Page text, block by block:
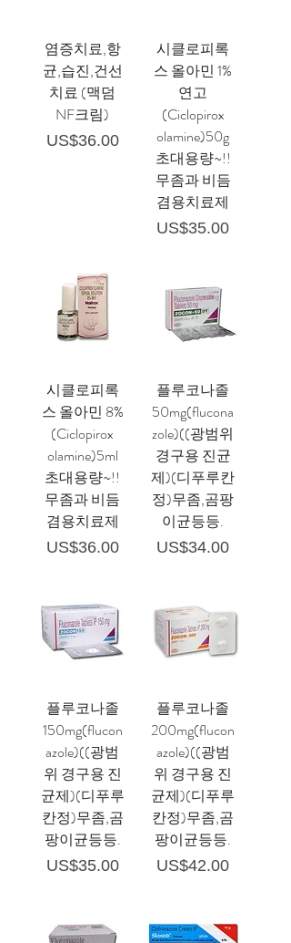
염증치료,항
균,습진,건선
치료 (맥덤
NF크림)
가격
US$36.00
시클로피록
스 올아민 1%
연고
(Ciclopirox
olamine)50g
초대용량~!!
무좀과 비듬
겸용치료제
가격
US$35.00
시클로피록
스 올아민 8%
(Ciclopirox
olamine)5ml
초대용량~!!
무좀과 비듬
겸용치료제
가격
US$36.00
플루코나졸
50mg(flucona
zole)((광범위
경구용 진균
제)(디푸루칸
정)무좀,곰팡
이균등등.
가격
US$34.00
플루코나졸
150mg(flucon
azole)((광범
위 경구용 진
균제)(디푸루
칸정)무좀,곰
팡이균등등.
가격
US$35.00
플루코나졸
200mg(flucon
azole)((광범
위 경구용 진
균제)(디푸루
칸정)무좀,곰
팡이균등등.
가격
US$42.00